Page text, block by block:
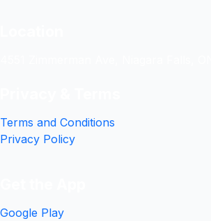
Terms and Conditions
Privacy Policy
Google Play